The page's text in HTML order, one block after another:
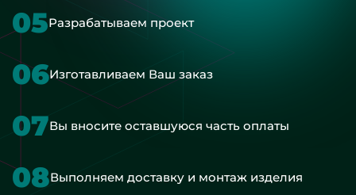
05Разрабатываем проект
06Изготавливаем Ваш заказ
07Вы вносите оставшуюся часть оплаты
08Выполняем доставку и монтаж изделия